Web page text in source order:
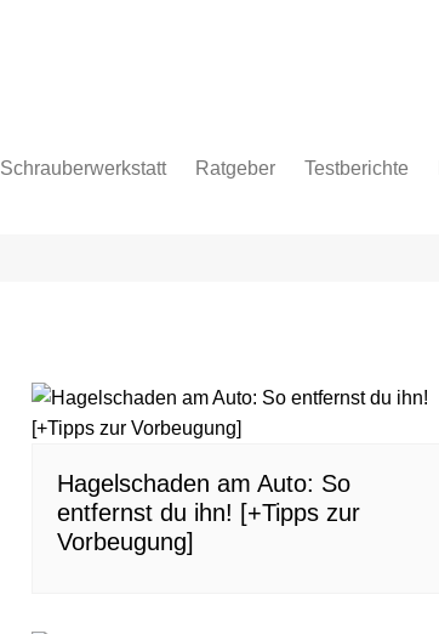
Schrauberwerkstatt Ratgeber Testberichte
Hagelschaden am Auto: So
entfernst du ihn! [+Tipps zur
Vorbeugung]